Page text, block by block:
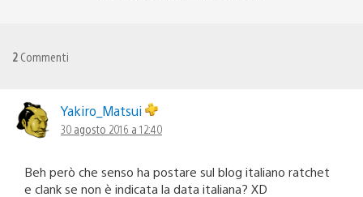
2 Commenti
Yakiro_Matsui
30 agosto 2016 a 12:40
Beh però che senso ha postare sul blog italiano ratchet
e clank se non è indicata la data italiana? XD